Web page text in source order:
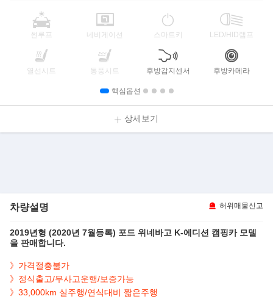
썬루프 네비게이션 스마트키 LED/HID램프
열선시트 통풍시트 후방감지센서 후방카메라
핵심옵션
상세보기
차량설명 허위매물신고
2019년형 (2020년 7월등록) 포드 위네바고 K-에디션 캠핑카 모델
을 판매합니다.
》가격절충불가
》정식출고/무사고운행/보증가능
》33,000km 실주행/연식대비 짧은주행